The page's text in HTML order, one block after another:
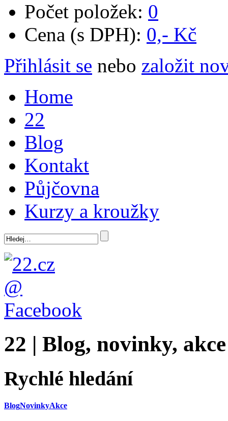
Počet položek: 0
Cena (s DPH): 0,- Kč
Přihlásit se nebo založit
Home
22
Blog
Kontakt
Půjčovna
Kurzy a kroužky
22 | Blog, novinky, akce
Rychlé hledání
BlogNovinkyAkce